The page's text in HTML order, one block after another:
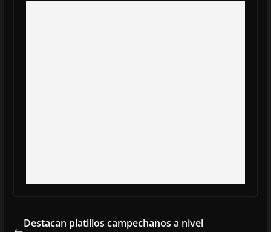
Destacan platillos campechanos a nivel